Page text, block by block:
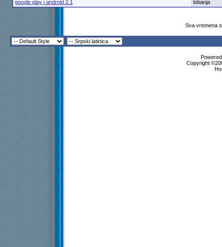
google play i android 2.1
lobanja
Sva vremena
Copyright